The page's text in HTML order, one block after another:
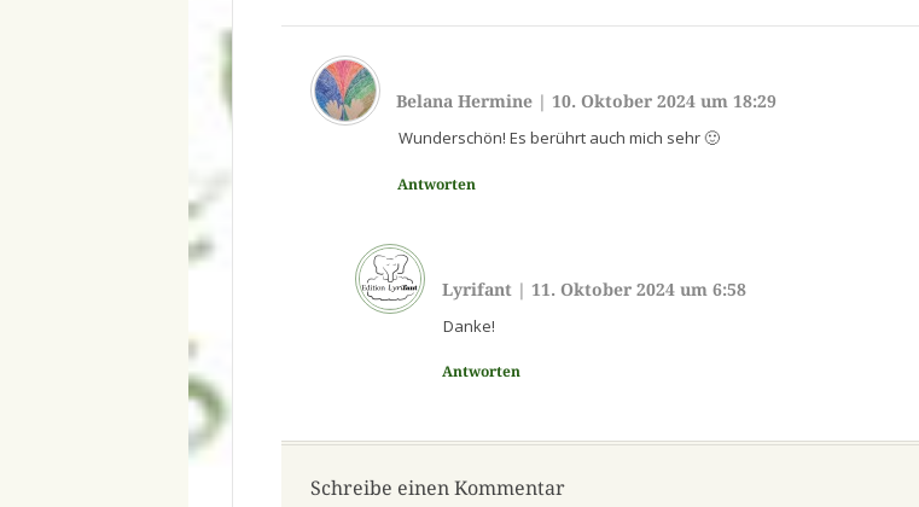
Belana Hermine | 10. Oktober 2024 um 18:29
Wunderschön! Es berührt auch mich sehr 🙂
Antworten
Lyrifant | 11. Oktober 2024 um 6:58
Danke!
Antworten
Schreibe einen Kommentar